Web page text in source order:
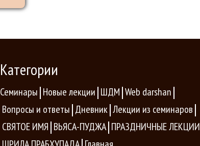
Категории
Семинары Новые лекции ШДМ Web darshan
Вопросы и ответы Дневник Лекции из семинаров
СВЯТОЕ ИМЯ ВЬЯСА-ПУДЖА ПРАЗДНИЧНЫЕ ЛЕКЦИИ